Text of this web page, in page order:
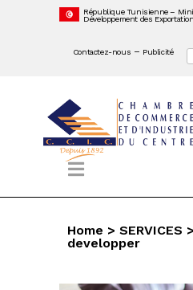
République Tunisienne –
Développement des
Contactez-nous – Publicité
Home > SERVICES >
developper